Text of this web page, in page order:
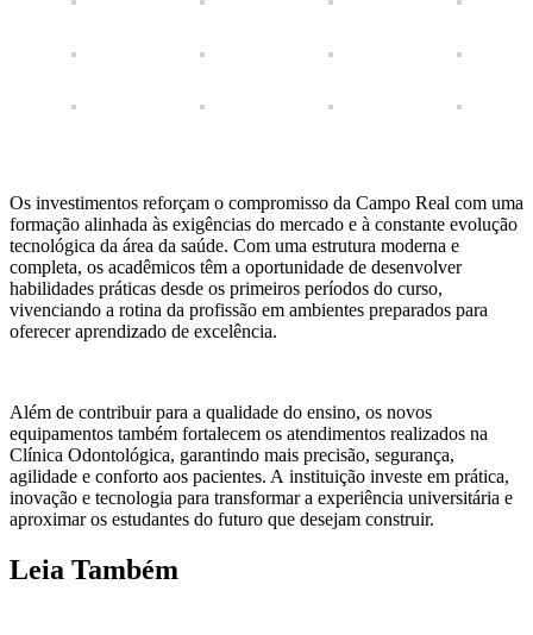
Os investimentos reforçam o compromisso da Campo Real com uma
formação alinhada às exigências do mercado e à constante evolução
tecnológica da área da saúde. Com uma estrutura moderna e
completa, os acadêmicos têm a oportunidade de desenvolver
habilidades práticas desde os primeiros períodos do curso,
vivenciando a rotina da profissão em ambientes preparados para
oferecer aprendizado de excelência.
Além de contribuir para a qualidade do ensino, os novos
equipamentos também fortalecem os atendimentos realizados na
Clínica Odontológica, garantindo mais precisão, segurança,
agilidade e conforto aos pacientes. A instituição investe em prática,
inovação e tecnologia para transformar a experiência universitária e
aproximar os estudantes do futuro que desejam construir.
Leia Também